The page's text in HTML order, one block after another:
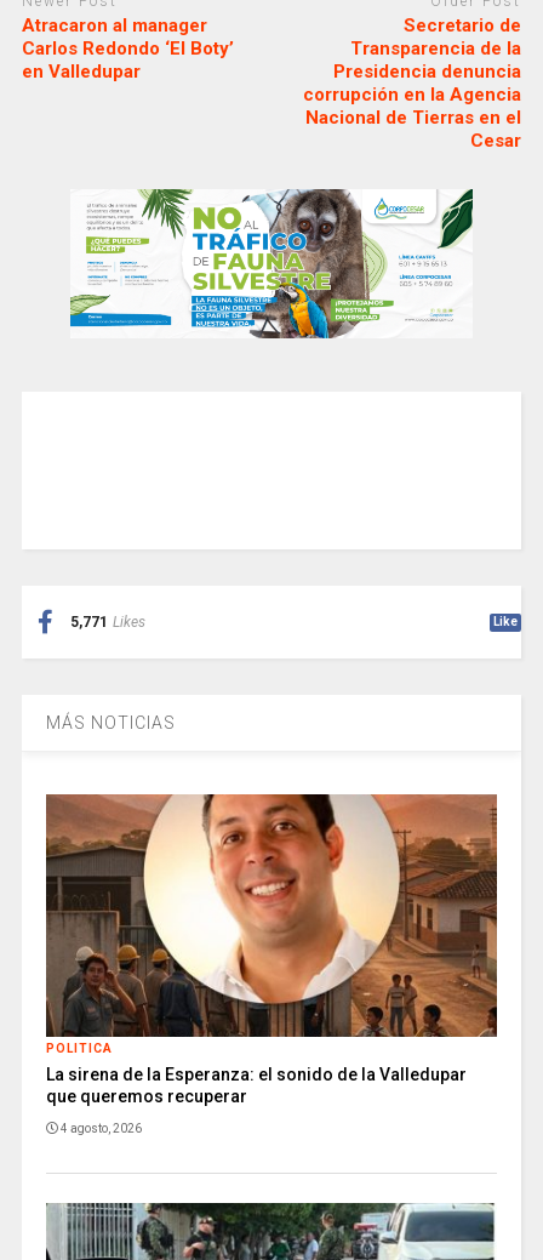
Atracaron al manager
Carlos Redondo ‘El Boty’
en Valledupar
Secretario de
Transparencia de la
Presidencia denuncia
corrupción en la Agencia
Nacional de Tierras en el
Cesar
5,771 Likes Like
MÁS NOTICIAS
POLITICA
La sirena de la Esperanza: el sonido de la Valledupar
que queremos recuperar
4 agosto, 2026